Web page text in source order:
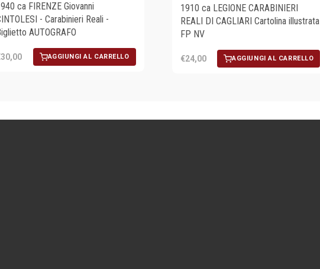
ca FIRENZE Giovanni
- Carabinieri Reali -
AUTOGRAFO
AGGIUNGI AL CARRELLO
1910 ca LEGIONE CARABINIERI
REALI DI CAGLIARI Cartolina illustrata
FP NV
€24,00 AGGIUNGI AL CARRELLO